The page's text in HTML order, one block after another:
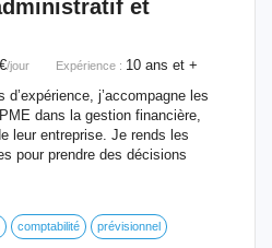
et
/jour Expérience : 10 ans et +
j’accompagne les
dans la gestion financière,
leur entreprise. Je rends les
pour prendre des décisions
comptabilité prévisionnel